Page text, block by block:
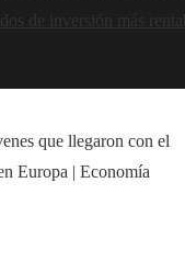
de inversión más
que llegaron con el
Europa | Economía